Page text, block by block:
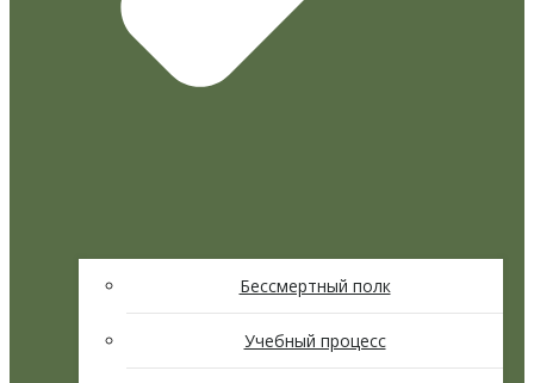
Бессмертный полк
Учебный процесс